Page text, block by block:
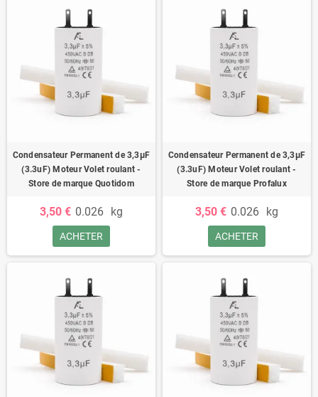
Condensateur Permanent de 3,3μF
(3.3uF) Moteur Volet roulant -
Store de marque Quotidom
3,50 € 0.026 kg
ACHETER
Condensateur Permanent de 3,3μF
(3.3uF) Moteur Volet roulant -
Store de marque Profalux
3,50 € 0.026 kg
ACHETER